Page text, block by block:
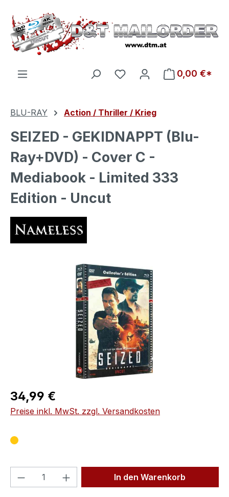
Zum Hauptinhalt springen
Du hast 0 Produkte auf
0,00 €*
BLU-RAY Action / Thriller / Krieg
SEIZED - GEKIDNAPPT (Blu-
Ray+DVD) - Cover C -
Mediabook - Limited 333
Edition - Uncut
Bildergalerie überspringen
Regulärer Preis:
34,99 €
Preise inkl. MwSt. zzgl. Versandkosten
Produkt Anzahl: Gib denIn den Warenkorb